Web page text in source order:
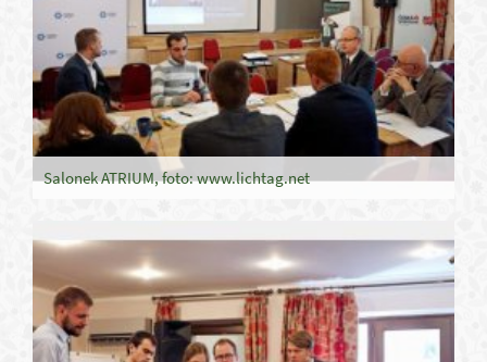
Salonek ATRIUM, foto: www.lichtag.net